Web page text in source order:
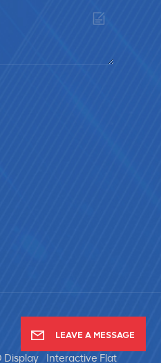
Display Interactive Flat
LEAVE A MESSAGE